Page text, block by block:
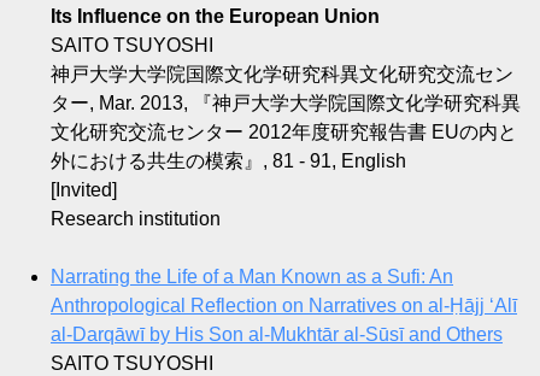
Its Influence on the European Union
SAITO TSUYOSHI
神戸大学大学院国際文化学研究科異文化研究交流セン
ター, Mar. 2013, 『神戸大学大学院国際文化学研究科異
文化研究交流センター 2012年度研究報告書 EUの内と
外における共生の模索』, 81 - 91, English
[Invited]
Research institution
Narrating the Life of a Man Known as a Sufi: An
Anthropological Reflection on Narratives on al-Ḥājj ‘Alī
al-Darqāwī by His Son al-Mukhtār al-Sūsī and Others
SAITO TSUYOSHI